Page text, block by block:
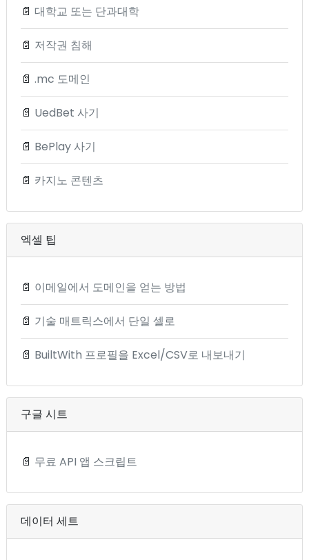
📄 대학교 또는 단과대학
📄 저작권 침해
📄 .mc 도메인
📄 UedBet 사기
📄 BePlay 사기
📄 카지노 콘텐츠
엑셀 팁
📄 이메일에서 도메인을 얻는 방법
📄 기술 매트릭스에서 단일 셀로
📄 BuiltWith 프로필을 Excel/CSV로 내보내기
구글 시트
📄 무료 API 앱 스크립트
데이터 세트